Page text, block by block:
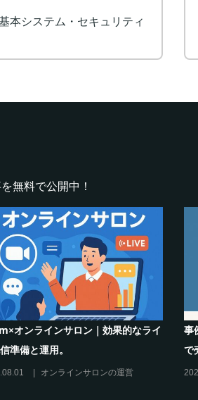
ロゴ制作
無料で公開中！
コ
営
オンラインサロンでの”学び”がこ
のリスキリングを先導すると言え
だけの”理由”